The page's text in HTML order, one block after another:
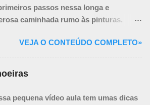
passos nessa longa e
caminhada rumo às pinturas.
necessárias para a realização de um
porém algumas delas podem ser
VEJA O CONTEÚDO COMPLETO»
pequena vídeo aula tem umas dicas